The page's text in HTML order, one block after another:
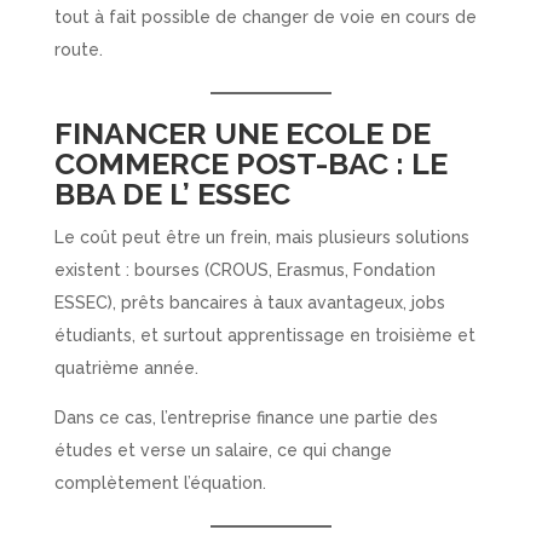
tout à fait possible de changer de voie en cours de
route.
FINANCER UNE ECOLE DE
COMMERCE POST-BAC : LE
BBA DE L’ ESSEC
Le coût peut être un frein, mais plusieurs solutions
existent : bourses (CROUS, Erasmus, Fondation
ESSEC), prêts bancaires à taux avantageux, jobs
étudiants, et surtout apprentissage en troisième et
quatrième année.
Dans ce cas, l’entreprise finance une partie des
études et verse un salaire, ce qui change
complètement l’équation.